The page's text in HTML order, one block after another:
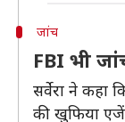
जांच
FBI भी
सर्वेरा ने कहा
की खुफिया